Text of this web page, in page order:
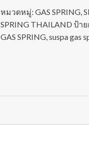
หมวดหมู่: GAS SPRING,
SPRING THAILAND ป้า
GAS SPRING,suspa gas